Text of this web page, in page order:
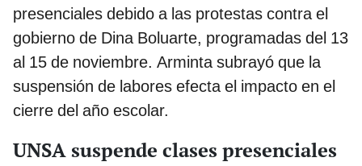
presenciales debido a las protestas contra el
gobierno de Dina Boluarte, programadas del 13
al 15 de noviembre. Arminta subrayó que la
suspensión de labores efecta el impacto en el
cierre del año escolar.
UNSA suspende clases presenciales